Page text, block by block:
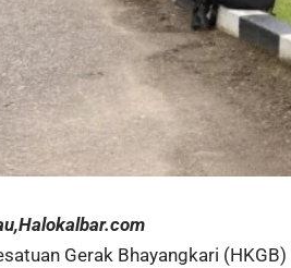
Gerak Bhayangkari